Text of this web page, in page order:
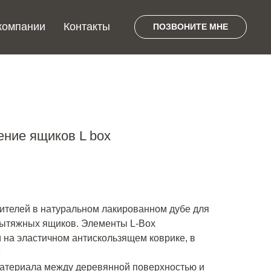
Контакты ПОЗВОНИТЕ МНЕ
ящиков L box
в натуральном лакированном дубе для
ящиков. Элементы L-Box
на эластичном антискользящем коврике, в
между деревянной поверхностью и